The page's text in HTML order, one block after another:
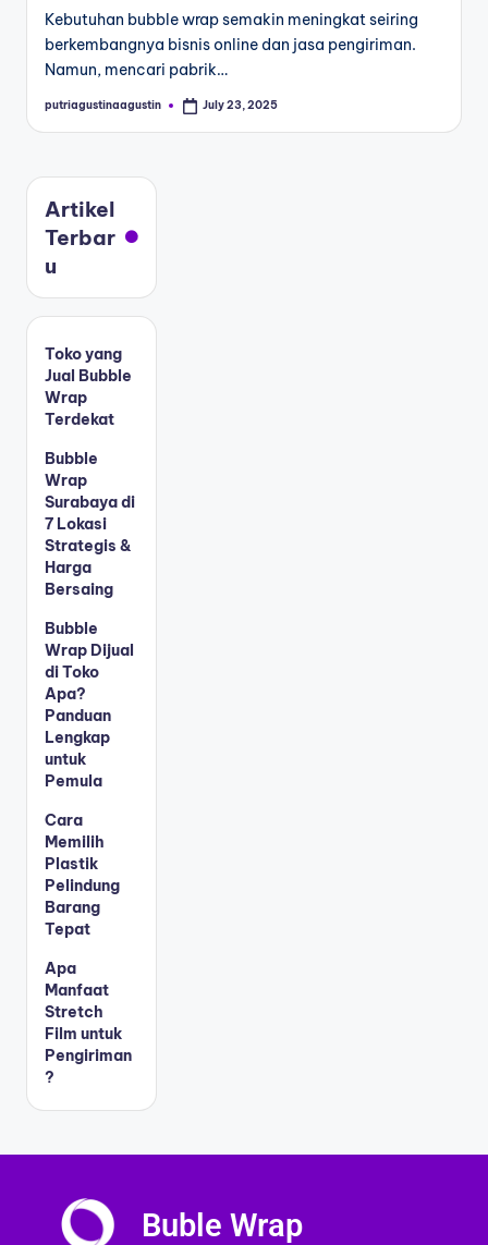
Kebutuhan bubble wrap semakin meningkat seiring
berkembangnya bisnis online dan jasa pengiriman.
Namun, mencari pabrik…
putriagustinaagustin July 23, 2025
Artikel
Terbar
u
Toko yang
Jual Bubble
Wrap
Terdekat
Bubble
Wrap
Surabaya di
7 Lokasi
Strategis &
Harga
Bersaing
Bubble
Wrap Dijual
di Toko
Apa?
Panduan
Lengkap
untuk
Pemula
Cara
Memilih
Plastik
Pelindung
Barang
Tepat
Apa
Manfaat
Stretch
Film untuk
Pengiriman
?
Buble Wrap